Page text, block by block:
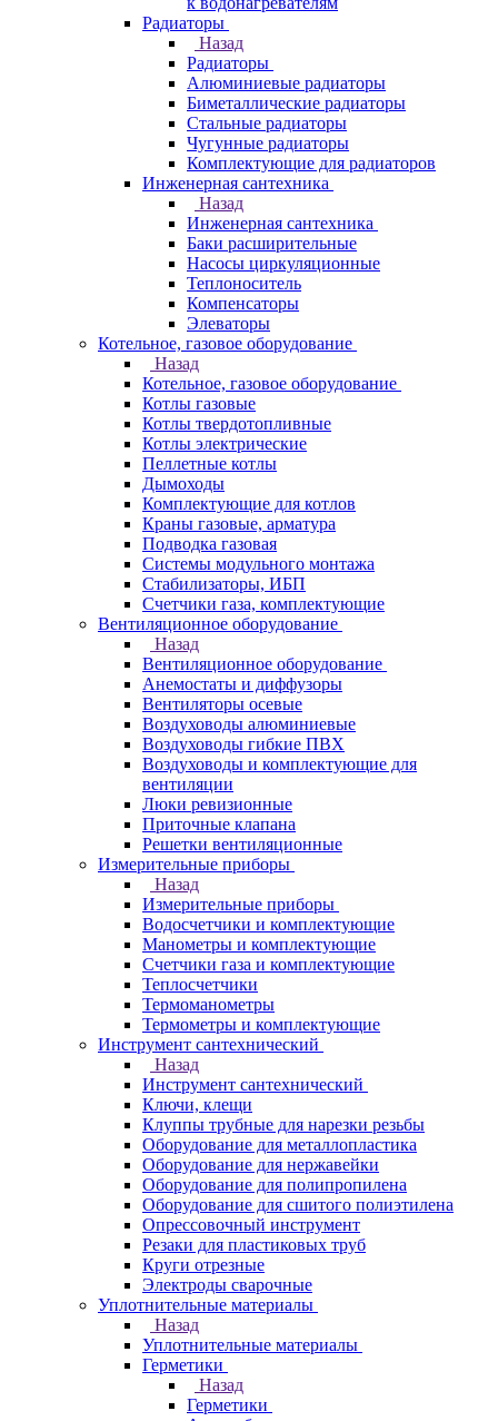
Радиаторы
Назад
Радиаторы
Алюминиевые радиаторы
Биметаллические радиаторы
Стальные радиаторы
Чугунные радиаторы
Комплектующие для радиаторов
Инженерная сантехника
Назад
Инженерная сантехника
Баки расширительные
Насосы циркуляционные
Теплоноситель
Компенсаторы
Элеваторы
Котельное, газовое оборудование
Назад
Котельное, газовое оборудование
Котлы газовые
Котлы твердотопливные
Котлы электрические
Пеллетные котлы
Дымоходы
Комплектующие для котлов
Краны газовые, арматура
Подводка газовая
Системы модульного монтажа
Стабилизаторы, ИБП
Счетчики газа, комплектующие
Вентиляционное оборудование
Назад
Вентиляционное оборудование
Анемостаты и диффузоры
Вентиляторы осевые
Воздуховоды алюминиевые
Воздуховоды гибкие ПВХ
Воздуховоды и комплектующие для
вентиляции
Люки ревизионные
Приточные клапана
Решетки вентиляционные
Измерительные приборы
Назад
Измерительные приборы
Водосчетчики и комплектующие
Манометры и комплектующие
Счетчики газа и комплектующие
Теплосчетчики
Термоманометры
Термометры и комплектующие
Инструмент сантехнический
Назад
Инструмент сантехнический
Ключи, клещи
Клуппы трубные для нарезки резьбы
Оборудование для металлопластика
Оборудование для нержавейки
Оборудование для полипропилена
Оборудование для сшитого полиэтилена
Опрессовочный инструмент
Резаки для пластиковых труб
Круги отрезные
Электроды сварочные
Уплотнительные материалы
Назад
Уплотнительные материалы
Герметики
Назад
Герметики